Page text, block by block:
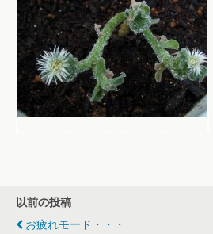
以前の投稿
お疲れモード・・・